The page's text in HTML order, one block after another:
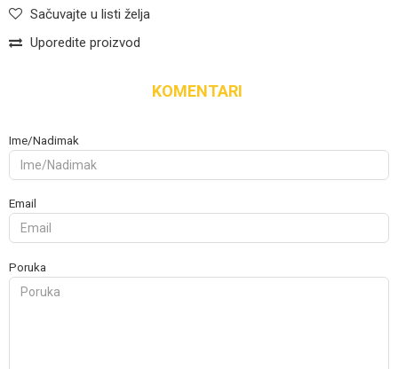
Sačuvajte u listi želja
Uporedite proizvod
KOMENTARI
Ime/Nadimak
Email
Poruka